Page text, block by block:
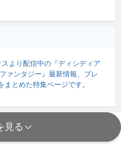
より配信中の『ディシディア
ァンタジー』最新情報、プレ
まとめた特集ページです。
見る